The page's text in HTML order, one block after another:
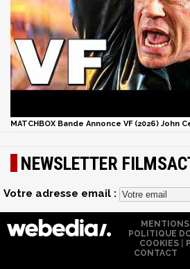
MATCHBOX Bande Annonce VF (2026) John
NEWSLETTER
Votre adresse email :
POLITIQUE
COOKIES
CONTACT